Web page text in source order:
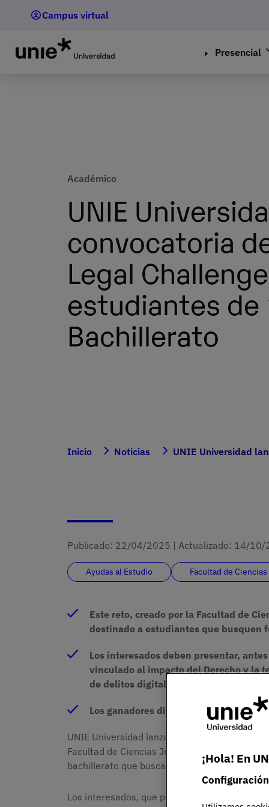
principal
Campus virtual
Presencial
Académico
UNIE
convocatoria
Legal
estudiantes de
Bachillerato
Inicio Noticias UNIE Universidad
Publicado: 22/04/2025 | Actualizado: 14/10/
Ayudas al Estudio Facultad de
Este reto, creado por la Facultad de
destinado a estudiantes que busquen
Los interesados deben presentar,
vinculado al impacto del Derecho y la
de delitos digitales y el uso de IA para
Los ganadores disfrutarán de una
UNIE Universidad lanza la
Facultad de Ciencias Jurídicas y Relaciones
bachillerato que buscan formarse y
Los interesados, que podrán beneficiarse de
¡Hola! En